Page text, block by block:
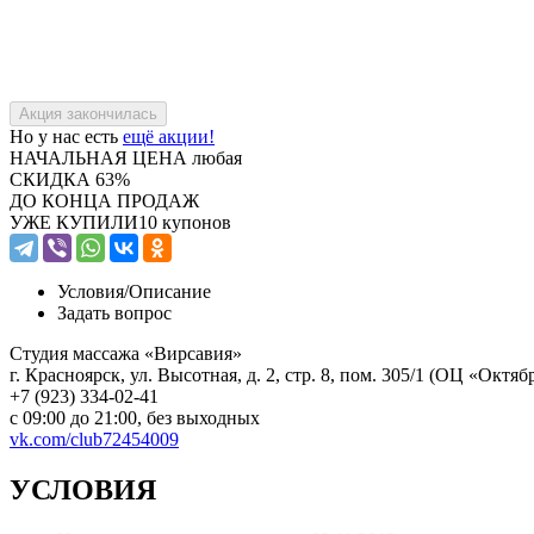
Но у нас есть ещё акции!
НАЧАЛЬНАЯ ЦЕНА любая
СКИДКА 63%
ДО КОНЦА ПРОДАЖ
УЖЕ КУПИЛИ10 купонов
Условия/Описание
Задать вопрос
Студия массажа «Вирсавия»
г. Красноярск, ул. Высотная, д. 2, стр. 8, пом. 305/1 (ОЦ
+7 (923) 334-02-41
с 09:00 до 21:00, без выходных
vk.com/club72454009
УСЛОВИЯ